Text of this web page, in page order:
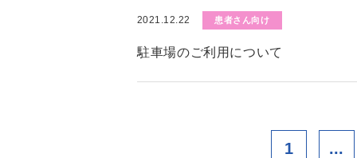
2021.12.22 患者さん向け
駐車場のご利用について
1 ...